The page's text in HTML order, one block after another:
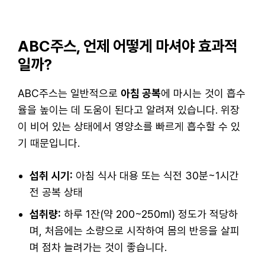
ABC주스, 언제 어떻게 마셔야 효과적
일까?
ABC주스는 일반적으로 아침 공복에 마시는 것이 흡수
율을 높이는 데 도움이 된다고 알려져 있습니다. 위장
이 비어 있는 상태에서 영양소를 빠르게 흡수할 수 있
기 때문입니다.
섭취 시기: 아침 식사 대용 또는 식전 30분~1시간
전 공복 상태
섭취량: 하루 1잔(약 200~250ml) 정도가 적당하
며, 처음에는 소량으로 시작하여 몸의 반응을 살피
며 점차 늘려가는 것이 좋습니다.